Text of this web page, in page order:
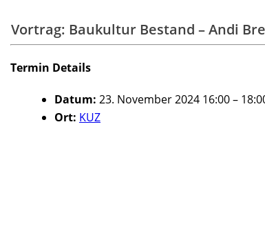
Vortrag: Baukultur Bestand – Andi
Termin Details
Datum: 23. November 2024 16:00–
Ort: KUZ